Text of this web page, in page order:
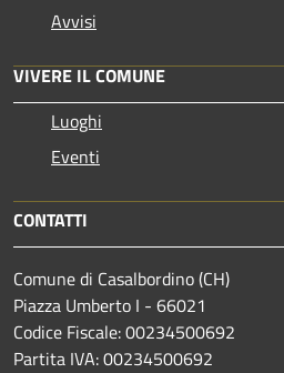
Avvisi
VIVERE IL COMUNE
Luoghi
Eventi
CONTATTI
Comune di Casalbordino (CH)
Piazza Umberto I - 66021
Codice Fiscale: 00234500692
Partita IVA: 00234500692